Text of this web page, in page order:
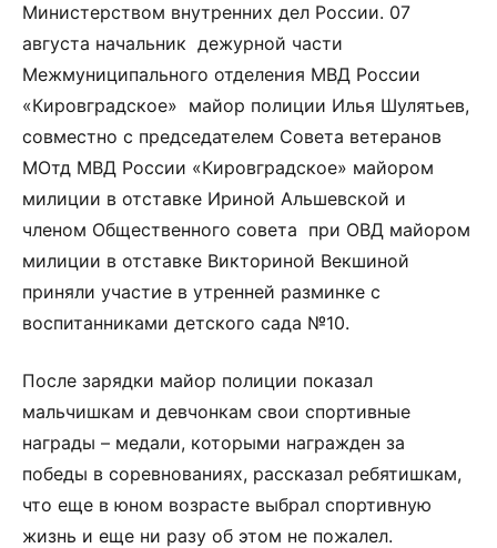
Министерством внутренних дел России. 07
августа начальник дежурной части
Межмуниципального отделения МВД России
«Кировградское» майор полиции Илья Шулятьев,
совместно с председателем Совета ветеранов
МОтд МВД России «Кировградское» майором
милиции в отставке Ириной Альшевской и
членом Общественного совета при ОВД майором
милиции в отставке Викториной Векшиной
приняли участие в утренней разминке с
воспитанниками детского сада №10.
После зарядки майор полиции показал
мальчишкам и девчонкам свои спортивные
награды – медали, которыми награжден за
победы в соревнованиях, рассказал ребятишкам,
что еще в юном возрасте выбрал спортивную
жизнь и еще ни разу об этом не пожалел.